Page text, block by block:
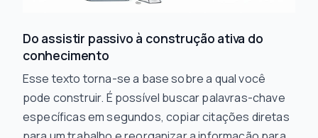
Do assistir passivo à construção ativa do
conhecimento
Esse texto torna-se a base sobre a qual você
pode construir. É possível buscar palavras-chave
específicas em segundos, copiar citações diretas